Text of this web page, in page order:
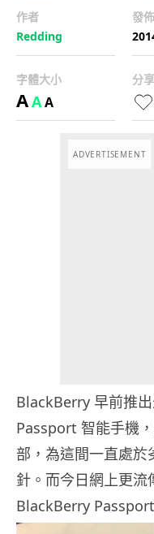
作者
Redding
發
字體大小
AAA
分享
ADVERTISEMENT
BlackBerry 早前推
Passport 智能手機
部，為這間一直處
針。而今日網上更流
BlackBerry